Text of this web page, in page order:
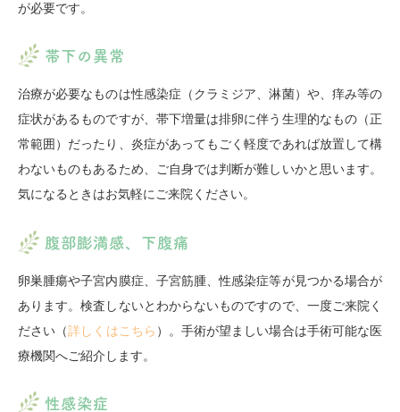
が必要です。
帯下の異常
治療が必要なものは性感染症（クラミジア、淋菌）や、痒み等の
症状があるものですが、帯下増量は排卵に伴う生理的なもの（正
常範囲）だったり、炎症があってもごく軽度であれば放置して構
わないものもあるため、ご自身では判断が難しいかと思います。
気になるときはお気軽にご来院ください。
腹部膨満感、下腹痛
卵巣腫瘍や子宮内膜症、子宮筋腫、性感染症等が見つかる場合が
あります。検査しないとわからないものですので、一度ご来院く
ださい（詳しくはこちら ）。手術が望ましい場合は手術可能な医
療機関へご紹介します。
性感染症